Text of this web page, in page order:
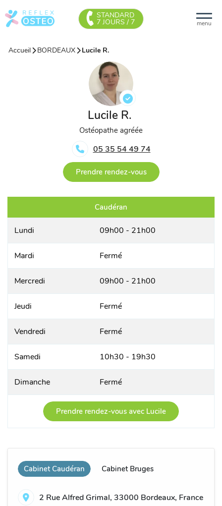
menu
STANDARD
7 JOURS / 7
Accueil BORDEAUX Lucile R.
Lucile R.
Ostéopathe agréée
05 35 54 49 74
Prendre rendez-vous
Cabinet Caudéran Cabinet Bruges
2 Rue Alfred Grimal, 33000 Bordeaux, France
Caudéran
Lundi 09h00 - 21h00
Mardi Fermé
Mercredi 09h00 - 21h00
Jeudi Fermé
Vendredi Fermé
Samedi 10h30 - 19h30
Dimanche Fermé
Prendre rendez-vous avec Lucile